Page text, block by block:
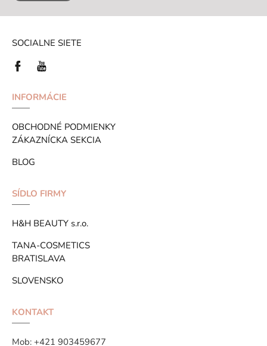
SOCIALNE SIETE
INFORMÁCIE
OBCHODNÉ PODMIENKY
ZÁKAZNÍCKA SEKCIA
BLOG
SÍDLO FIRMY
H&H BEAUTY s.r.o.
TANA-COSMETICS
BRATISLAVA
SLOVENSKO
KONTAKT
Mob: +421 903459677